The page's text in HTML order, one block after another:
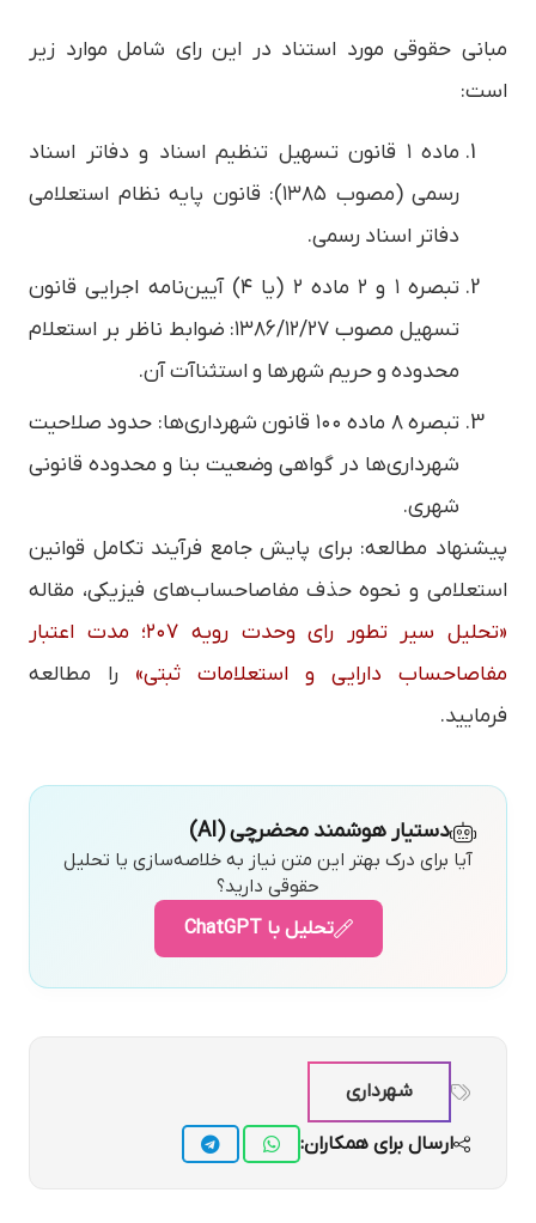
مبانی حقوقی مورد استناد در این رای شامل موارد زیر
است:
ماده ۱ قانون تسهیل تنظیم اسناد و دفاتر اسناد
رسمی (مصوب ۱۳۸۵): قانون پایه نظام استعلامی
دفاتر اسناد رسمی.
تبصره ۱ و ۲ ماده ۲ (یا ۴) آیین‌نامه اجرایی قانون
تسهیل مصوب ۱۳۸۶/۱۲/۲۷: ضوابط ناظر بر استعلام
محدوده و حریم شهرها و استثناآت آن.
تبصره ۸ ماده ۱۰۰ قانون شهرداری‌ها: حدود صلاحیت
شهرداری‌ها در گواهی وضعیت بنا و محدوده قانونی
شهری.
پیشنهاد مطالعه: برای پایش جامع فرآیند تکامل قوانین
استعلامی و نحوه حذف مفاصاحساب‌های فیزیکی، مقاله
«تحلیل سیر تطور رای وحدت رویه ۲۰۷؛ مدت اعتبار
مفاصاحساب دارایی و استعلامات ثبتی» را مطالعه
فرمایید.
دستیار هوشمند محضرچی (AI)
آیا برای درک بهتر این متن نیاز به خلاصه‌سازی یا تحلیل
حقوقی دارید؟
تحلیل با ChatGPT
شهرداری
ارسال برای همکاران: